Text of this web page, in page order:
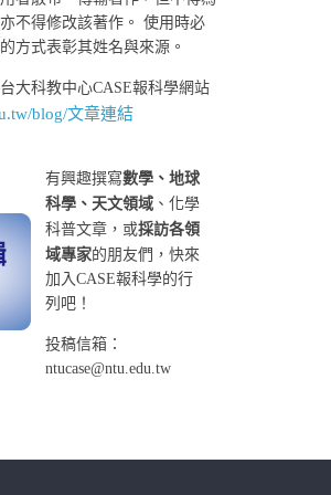
不得修改該著作。 使用時必
方式表彰其姓名與來源。
大科教中心CASE報科學網站
blog/文章連結
有興趣撰寫數學、地球
科學、天文領域 、化學
科普文章，或採訪各領
域專家的朋友們，快來
加入CASE報科學的行
列吧！
投稿信箱：
ntucase@ntu.edu.tw